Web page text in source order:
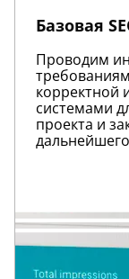
Базовая
Проводим
корректной
системами
проекта и